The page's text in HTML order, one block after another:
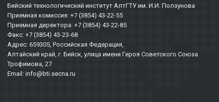
Бийский технологический институт АлтГТУ им. И.И. Ползунова
Приемная комиссия: +7 (3854) 43-22-55
Приемная директора: +7 (3854) 43-22-85
Факс: +7 (3854) 43-23-68
Адрес: 659305, Российская Федерация,
Алтайский край, г. Бийск, улица имени Героя Советского Союза
Трофимова, 27
Email: info@bti.secna.ru